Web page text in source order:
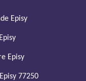
Episy
Episy
77250